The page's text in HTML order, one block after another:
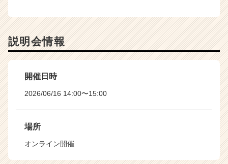
説明会情報
開催日時
2026/06/16 14:00〜15:00
場所
オンライン開催